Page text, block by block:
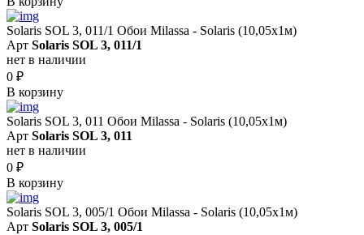
Solaris SOL 3, 011/1 Обои Milassa - Solaris (10,05х1м)
Арт Solaris SOL 3, 011/1
нет в наличии
0 ₽
В корзину
Solaris SOL 3, 011 Обои Milassa - Solaris (10,05х1м)
Арт Solaris SOL 3, 011
нет в наличии
0 ₽
В корзину
Solaris SOL 3, 005/1 Обои Milassa - Solaris (10,05х1м)
Арт Solaris SOL 3, 005/1